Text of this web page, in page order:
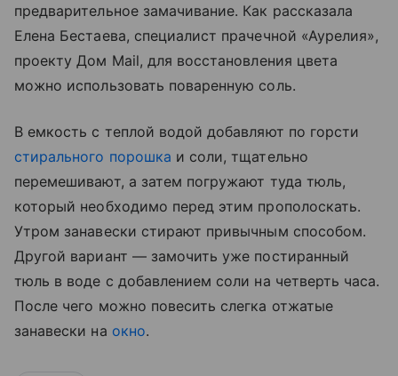
предварительное замачивание. Как рассказала
Елена Бестаева, специалист прачечной «Аурелия»,
проекту Дом Mail, для восстановления цвета
можно использовать поваренную соль.
В емкость с теплой водой добавляют по горсти
стирального порошка и соли, тщательно
перемешивают, а затем погружают туда тюль,
который необходимо перед этим прополоскать.
Утром занавески стирают привычным способом.
Другой вариант — замочить уже постиранный
тюль в воде с добавлением соли на четверть часа.
После чего можно повесить слегка отжатые
занавески на окно.